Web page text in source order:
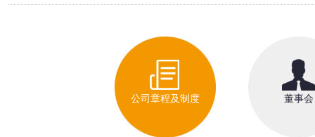
公司章程及制度 董事会